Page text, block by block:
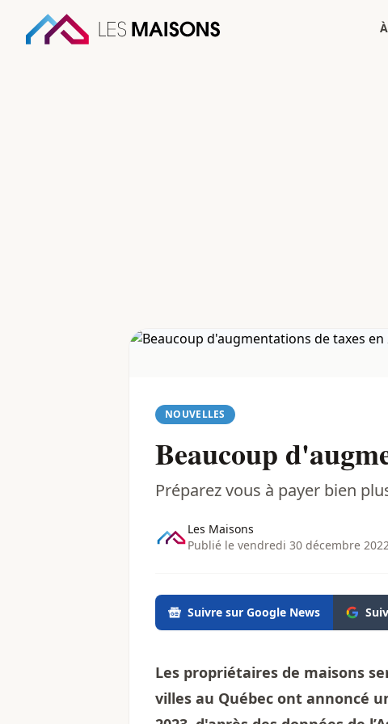
NOUVELLES
Beaucoup
Préparez vous à payer bien
Les Maisons
Publié le vendredi 30 décembre
Suivre sur Google News
Les propriétaires de maisons
villes au Québec ont annoncé